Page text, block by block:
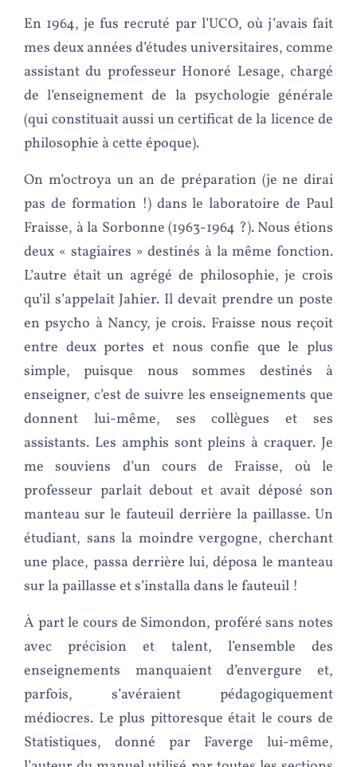
En 1964, je fus recruté par l’UCO, où j’avais fait
mes deux années d’études universitaires, comme
assistant du professeur Honoré Lesage, chargé
de l’enseignement de la psychologie générale
(qui constituait aussi un certificat de la licence de
philosophie à cette époque).
On m’octroya un an de préparation (je ne dirai
pas de formation !) dans le laboratoire de Paul
Fraisse, à la Sorbonne (1963-1964 ?). Nous étions
deux « stagiaires » destinés à la même fonction.
L’autre était un agrégé de philosophie, je crois
qu’il s’appelait Jahier. Il devait prendre un poste
en psycho à Nancy, je crois. Fraisse nous reçoit
entre deux portes et nous confie que le plus
simple, puisque nous sommes destinés à
enseigner, c’est de suivre les enseignements que
donnent lui-même, ses collègues et ses
assistants. Les amphis sont pleins à craquer. Je
me souviens d’un cours de Fraisse, où le
professeur parlait debout et avait déposé son
manteau sur le fauteuil derrière la paillasse. Un
étudiant, sans la moindre vergogne, cherchant
une place, passa derrière lui, déposa le manteau
sur la paillasse et s’installa dans le fauteuil !
À part le cours de Simondon, proféré sans notes
avec précision et talent, l’ensemble des
enseignements manquaient d’envergure et,
parfois, s’avéraient pédagogiquement
médiocres. Le plus pittoresque était le cours de
Statistiques, donné par Faverge lui-même,